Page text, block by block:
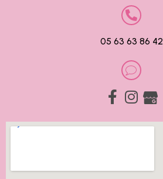
05 63 63 86 42